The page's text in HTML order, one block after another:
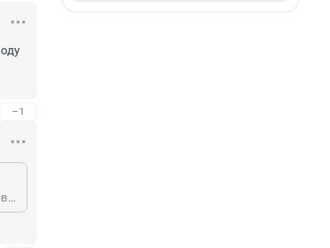
–1
к международному праву, как и к пиратскому кодексу, относятся скорее как к «своду указаний, а не жёстких законов» право сильного, сильный пишет правила